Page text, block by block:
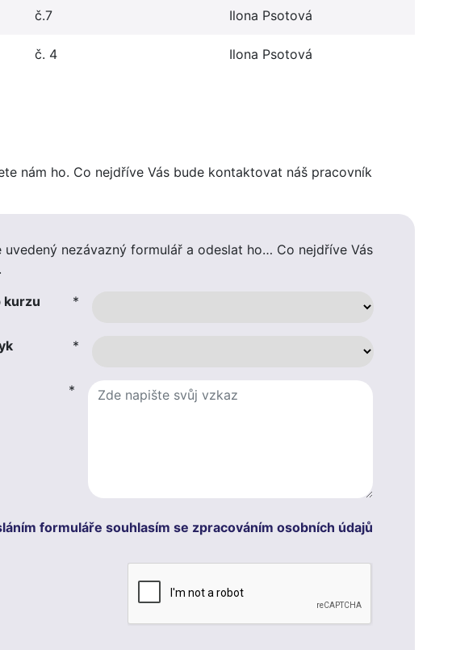
č.7 Ilona Psotová
č. 4 Ilona Psotová
nám ho. Co nejdříve Vás bude kontaktovat náš pracovník
nezávazný formulář a odeslat ho… Co nejdříve Vás
kurzu *
*
*
formuláře souhlasím se zpracováním osobních údajů